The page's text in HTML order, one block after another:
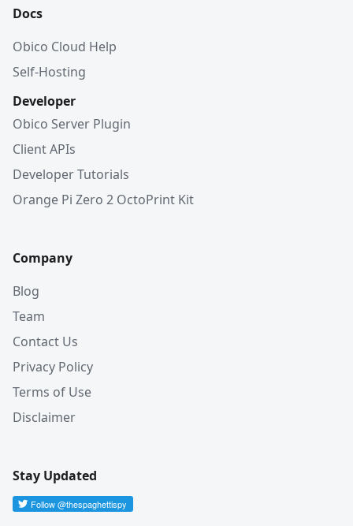
Docs
Obico Cloud Help
Self-Hosting
Developer
Obico Server Plugin
Client APIs
Developer Tutorials
Orange Pi Zero 2 OctoPrint Kit
Company
Blog
Team
Contact Us
Privacy Policy
Terms of Use
Disclaimer
Stay Updated